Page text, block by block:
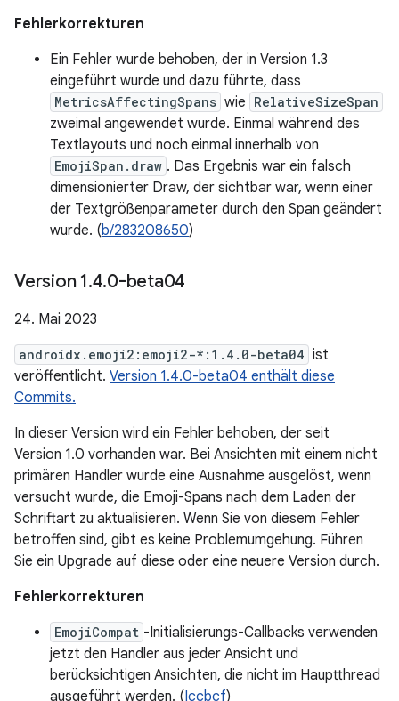
Fehlerkorrekturen
Ein Fehler wurde behoben, der in Version 1.3
eingeführt wurde und dazu führte, dass
MetricsAffectingSpans wie RelativeSizeSpan
zweimal angewendet wurde. Einmal während des
Textlayouts und noch einmal innerhalb von
EmojiSpan.draw . Das Ergebnis war ein falsch
dimensionierter Draw, der sichtbar war, wenn einer
der Textgrößenparameter durch den Span geändert
wurde. (b/283208650)
Version 1.4.0-beta04
24. Mai 2023
androidx.emoji2:emoji2-*:1.4.0-beta04 ist
veröffentlicht. Version 1.4.0-beta04 enthält diese
Commits.
In dieser Version wird ein Fehler behoben, der seit
Version 1.0 vorhanden war. Bei Ansichten mit einem nicht
primären Handler wurde eine Ausnahme ausgelöst, wenn
versucht wurde, die Emoji-Spans nach dem Laden der
Schriftart zu aktualisieren. Wenn Sie von diesem Fehler
betroffen sind, gibt es keine Problemumgehung. Führen
Sie ein Upgrade auf diese oder eine neuere Version durch.
Fehlerkorrekturen
EmojiCompat -Initialisierungs-Callbacks verwenden
jetzt den Handler aus jeder Ansicht und
berücksichtigen Ansichten, die nicht im Hauptthread
ausgeführt werden. (Iccbcf)